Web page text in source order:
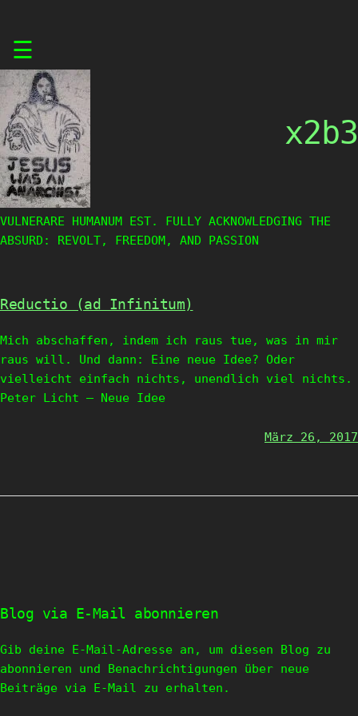
content
☰
x2b3
VULNERARE HUMANUM EST. FULLY ACKNOWLEDGING THE
ABSURD: REVOLT, FREEDOM, AND PASSION
Reductio (ad Infinitum)
Mich abschaffen, indem ich raus tue, was in mir
raus will. Und dann: Eine neue Idee? Oder
vielleicht einfach nichts, unendlich viel nichts.
Peter Licht – Neue Idee
März 26, 2017
Blog via E-Mail abonnieren
Gib deine E-Mail-Adresse an, um diesen Blog zu
abonnieren und Benachrichtigungen über neue
Beiträge via E-Mail zu erhalten.